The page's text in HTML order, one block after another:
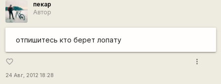
пекар
Автор
отпишитесь кто берет лопату
favorite_border
24 Авг, 2012 18:28
more_vert